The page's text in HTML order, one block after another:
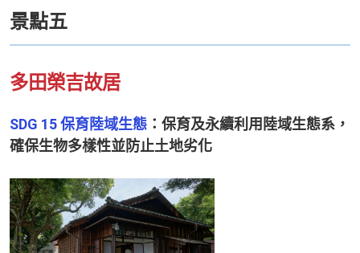
景點五
多田榮吉故居
SDG 15 保育陸域生態 ：保育及永續利用陸域生態系，
確保生物多樣性並防止土地劣化